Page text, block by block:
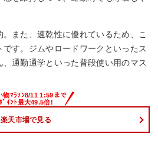
また、速乾性に優れているため、こ
す。ジムやロードワークといったス
通勤通学といった普段使い用のマス
楽天市場で見る